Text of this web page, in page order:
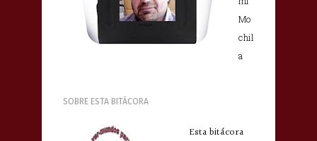
Mo
chil
a
SOBRE ESTA BITÁCORA
Esta bitácora